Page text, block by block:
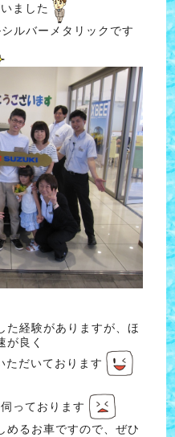
ました
ルバーメタリックです
た経験がありますが、ほ
が良く
ただいております
っております
めるお車ですので、ぜひ